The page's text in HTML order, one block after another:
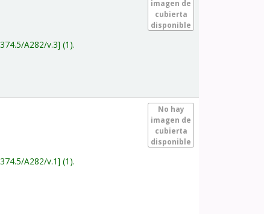
imagen de
cubierta
disponible
A282/v.3 (1).
No hay
imagen de
cubierta
disponible
A282/v.1 (1).